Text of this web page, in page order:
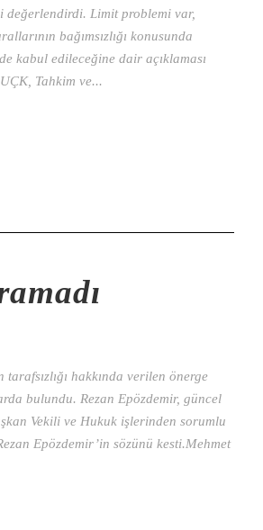
değerlendirdi. Limit problemi var,
bağımsızlığı konusunda
kabul edileceğine dair açıklaması
Tahkim ve...
hakkında verilen önerge
bulundu. Rezan Epözdemir, güncel
Vekili ve Hukuk işlerinden sorumlu
Epözdemir’in sözünü kesti.Mehmet